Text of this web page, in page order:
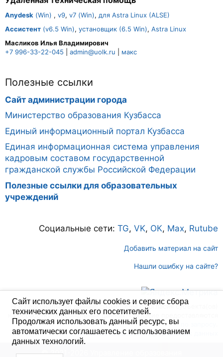
Anydesk (Win) , v9, v7 (Win), для Astra Linux (ALSE)
Ассистент (v6.5 Win), установщик (6.5 Win), Astra Linux
Масликов Илья Владимирович
+7 996-33-22-045
admin@uolk.ru макс
Полезные ссылки
Сайт администрации города
Министерство образования Кузбасса
Единый информационный портал Кузбасса
Единая информационная система управления
кадровым составом государственной
гражданской службы Российской Федерации
Полезные ссылки для образовательных
учреждений
Социальные сети: TG, VK, ОК, Max, Rutube
Добавить материал на сайт
Нашли ошибку на сайте?
Все персональные данные размещены с согласия субъекта(ов)
на обработку персональных данных. Согласие предоставляются
Политика обработки персональных данных
© 2021-2026 Управление образования
Сайт использует файлы cookies и сервис сбора
технических данных его посетителей.
Продолжая использовать данный ресурс, вы
автоматически соглашаетесь с использованием
данных технологий.